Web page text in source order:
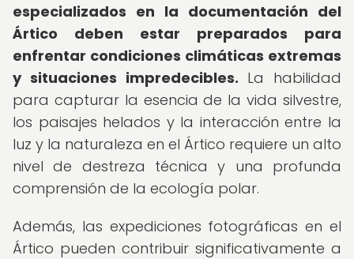
especializados en la documentación del
Ártico deben estar preparados para
enfrentar condiciones climáticas extremas
y situaciones impredecibles. La habilidad
para capturar la esencia de la vida silvestre,
los paisajes helados y la interacción entre la
luz y la naturaleza en el Ártico requiere un alto
nivel de destreza técnica y una profunda
comprensión de la ecología polar.
Además, las expediciones fotográficas en el
Ártico pueden contribuir significativamente a